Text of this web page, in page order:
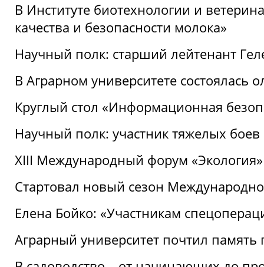
В Институте биотехнологии и
качества и безопасности молока»
Научный полк: старший лейтенант
В Аграрном университете состоялась
Круглый стол «Информационная
Научный полк: участник тяжелых
XIII Международный форум
Стартовал новый сезон
Елена Бойко: «Участникам
Аграрный университет почтил